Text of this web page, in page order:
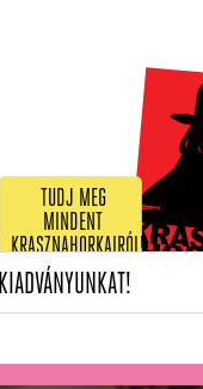
TUDJ MEG
MINDENT
KRASZNAHORKAIRÓL!
(CURRENT)